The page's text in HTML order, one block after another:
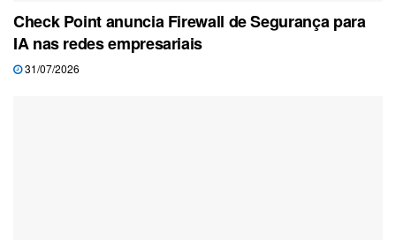
Check Point anuncia Firewall de Segurança para
IA nas redes empresariais
31/07/2026